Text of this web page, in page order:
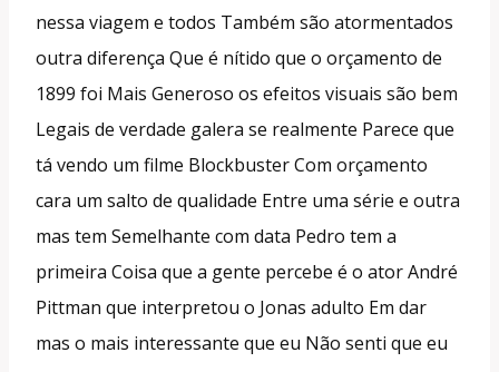
nessa viagem e todos Também são atormentados
outra diferença Que é nítido que o orçamento de
1899 foi Mais Generoso os efeitos visuais são bem
Legais de verdade galera se realmente Parece que
tá vendo um filme Blockbuster Com orçamento
cara um salto de qualidade Entre uma série e outra
mas tem Semelhante com data Pedro tem a
primeira Coisa que a gente percebe é o ator André
Pittman que interpretou o Jonas adulto Em dar
mas o mais interessante que eu Não senti que eu